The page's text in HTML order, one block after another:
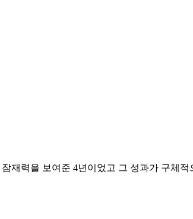
재력을 보여준 4년이었고 그 성과가 구체